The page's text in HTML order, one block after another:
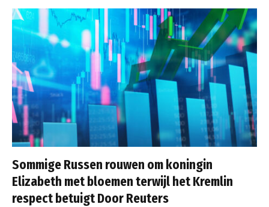
Sommige Russen rouwen om koningin
Elizabeth met bloemen terwijl het Kremlin
respect betuigt Door Reuters